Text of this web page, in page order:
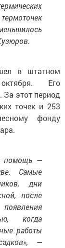
в штатном
Его
За этот период
точек и 253
фонду
помощь —
Самые
дни
после
когда
работы
—